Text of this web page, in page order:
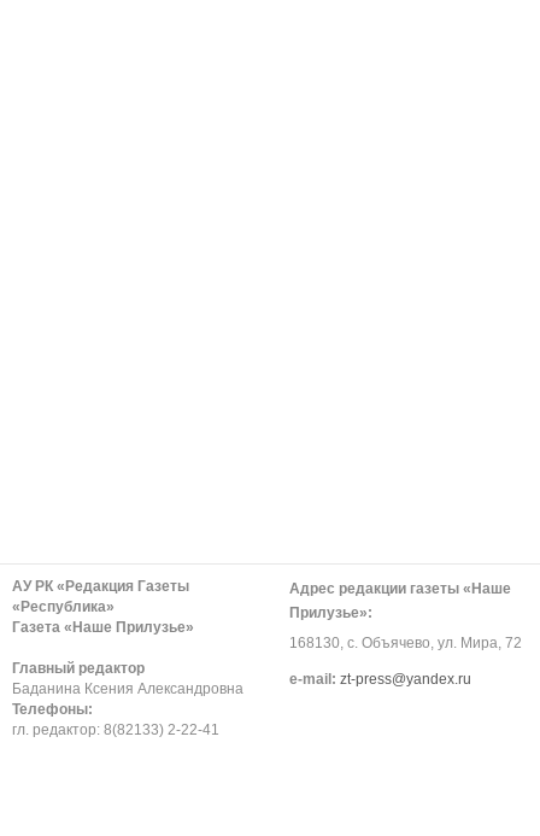
АУ РК «Редакция Газеты
«Республика»
Газета «Наше Прилузье»
Главный редактор
Баданина Ксения Александровна
Телефоны:
гл. редактор: 8(82133) 2-22-41
Адрес редакции газеты «Наше
Прилузье»:
168130, с. Объячево, ул. Мира, 72
е-mail: zt-press@yandex.ru